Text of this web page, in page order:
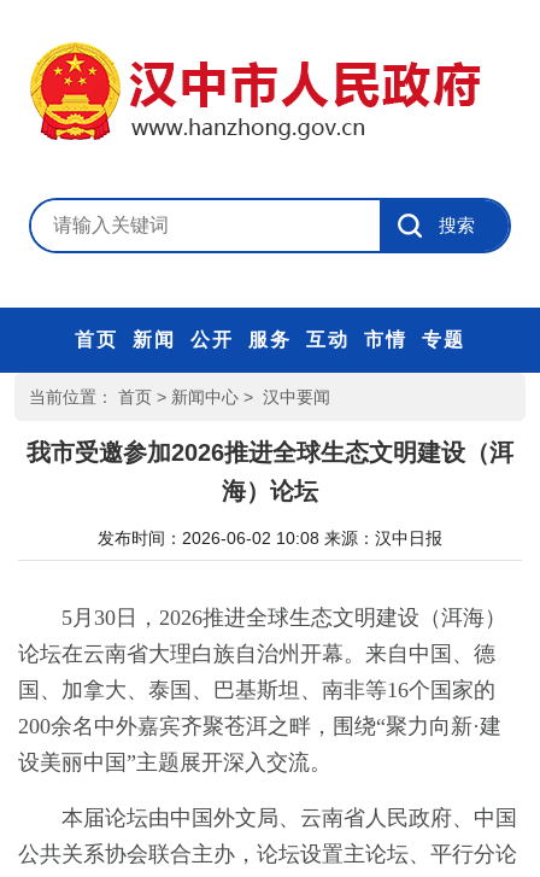
首页 新闻 公开 服务 互动 市情 专题
当前位置： 首页 > 新闻中心 > 汉中要闻
我市受邀参加2026推进全球生态文明建设（洱
海）论坛
发布时间：2026-06-02 10:08 来源： 汉中日报
5月30日，2026推进全球生态文明建设（洱海）
论坛在云南省大理白族自治州开幕。来自中国、德
国、加拿大、泰国、巴基斯坦、南非等16个国家的
200余名中外嘉宾齐聚苍洱之畔，围绕“聚力向新·建
设美丽中国”主题展开深入交流。
本届论坛由中国外文局、云南省人民政府、中国
公共关系协会联合主办，论坛设置主论坛、平行分论